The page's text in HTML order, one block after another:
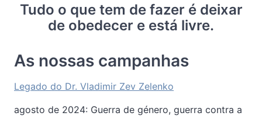
Tudo o que tem de fazer é deixar
de obedecer e está livre.
As nossas campanhas
Legado do Dr. Vladimir Zev Zelenko
agosto de 2024: Guerra de género, guerra contra a